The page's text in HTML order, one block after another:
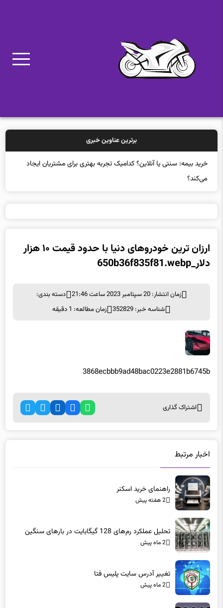
برترین عناوین خبری
خرید بیمه: سنتی یا آنلاین؟ کدامیک تجربه بهتری برای مشتریان ایجاد
می‌کند؟
ارزان ترین خودروهای دنیا با حدود قیمت ۱۰ هزار
دلار_650b36f835f81.webp
زمان انتشار: 20 سپتامبر 2023 ساعت 21:46
دسته بندی:
شناسه خبر: 352829
زمان مطالعه: 1 دقیقه
3868ecbbb9ad48bac0223e2881b6745b
اشتراک گذاری
اخبار مرتبط
راهنمای خرید اسکنر
2 هفته پیش
تحلیل عملکرد رم‌های 128 گیگابایت در بارهای سنگین
2 ماه پیش
تغییر آدرس سایت پلیس فتا
2 ماه پیش